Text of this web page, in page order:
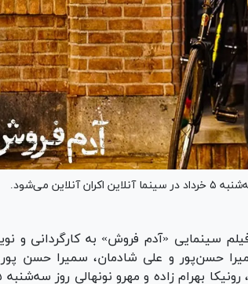
می‌شود.
سینمایی «آدم فروش» به کارگردانی و
حسن‌پور و علی شادمان، سمیرا حسن